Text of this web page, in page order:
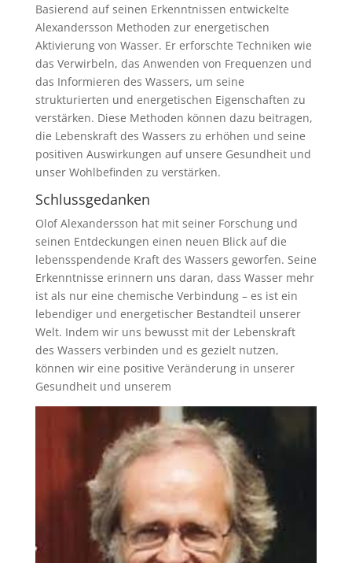
Basierend auf seinen Erkenntnissen entwickelte
Alexandersson Methoden zur energetischen
Aktivierung von Wasser. Er erforschte Techniken wie
das Verwirbeln, das Anwenden von Frequenzen und
das Informieren des Wassers, um seine
strukturierten und energetischen Eigenschaften zu
verstärken. Diese Methoden können dazu beitragen,
die Lebenskraft des Wassers zu erhöhen und seine
positiven Auswirkungen auf unsere Gesundheit und
unser Wohlbefinden zu verstärken.
Schlussgedanken
Olof Alexandersson hat mit seiner Forschung und
seinen Entdeckungen einen neuen Blick auf die
lebensspendende Kraft des Wassers geworfen. Seine
Erkenntnisse erinnern uns daran, dass Wasser mehr
ist als nur eine chemische Verbindung – es ist ein
lebendiger und energetischer Bestandteil unserer
Welt. Indem wir uns bewusst mit der Lebenskraft
des Wassers verbinden und es gezielt nutzen,
können wir eine positive Veränderung in unserer
Gesundheit und unserem